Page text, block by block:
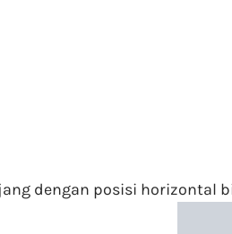
dengan posisi horizontal